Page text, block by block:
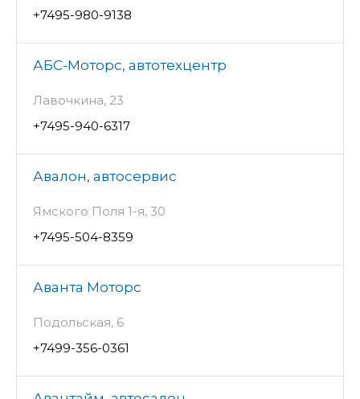
+7495-980-9138
АБС-Моторс, автотехцентр
Лавочкина, 23
+7495-940-6317
Авалон, автосервис
Ямского Поля 1-я, 30
+7495-504-8359
Аванта Моторс
Подольская, 6
+7499-356-0361